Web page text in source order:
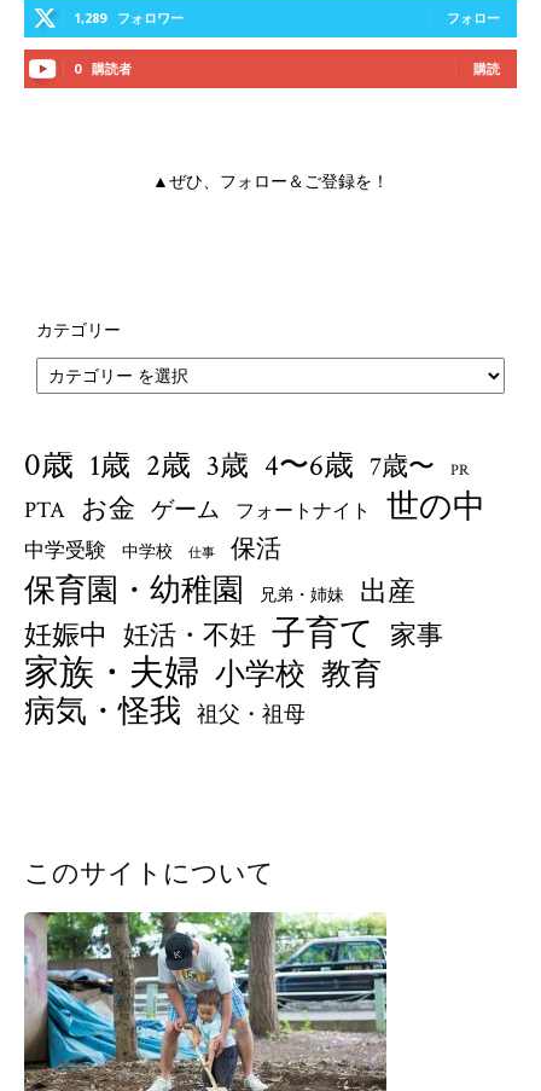
1,289 フォロワー フォロー
0 購読者 購読
▲ぜひ、フォロー＆ご登録を！
カテゴリー
0歳 1歳 2歳 3歳 4〜6歳 7歳〜 PR
PTA お金 ゲーム フォートナイト 世の中
中学受験 中学校 仕事 保活
保育園・幼稚園 兄弟・姉妹 出産
妊娠中 妊活・不妊 子育て 家事
家族・夫婦 小学校 教育
病気・怪我 祖父・祖母
このサイトについて